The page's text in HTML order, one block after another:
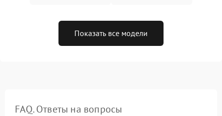
Показать все модели
FAQ. Ответы на вопросы